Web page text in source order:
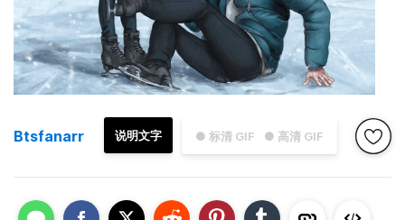
● 标清 GIF ● 高清 GIF
说明文字
Btsfanarr